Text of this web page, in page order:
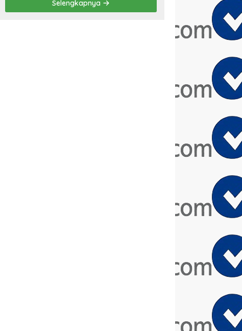
Presiden Hargai
Profesi Wartawan
Selengkapnya